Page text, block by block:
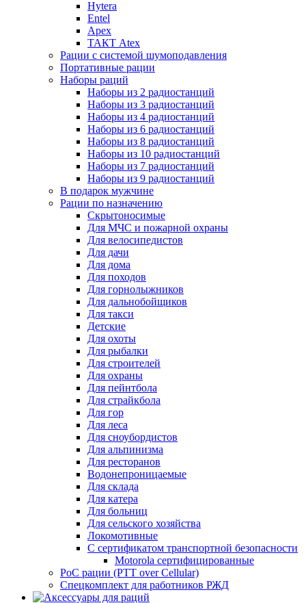
Hytera
Entel
Apex
ТАКТ Atex
Рации с системой шумоподавления
Портативные рации
Наборы раций
Наборы из 2 радиостанций
Наборы из 3 радиостанций
Наборы из 4 радиостанций
Наборы из 6 радиостанций
Наборы из 8 радиостанций
Наборы из 10 радиостанций
Наборы из 7 радиостанций
Наборы из 9 радиостанций
В подарок мужчине
Рации по назначению
Скрытоносимые
Для МЧС и пожарной охраны
Для велосипедистов
Для дачи
Для дома
Для походов
Для горнолыжников
Для дальнобойщиков
Для такси
Детские
Для охоты
Для рыбалки
Для строителей
Для охраны
Для пейнтбола
Для страйкбола
Для гор
Для леса
Для сноубордистов
Для альпинизма
Для ресторанов
Водонепроницаемые
Для склада
Для катера
Для больниц
Для сельского хозяйства
Локомотивные
С сертификатом транспортной безопасности
Motorola сертифицированные
PoC рации (PTT over Cellular)
Спецкомплект для работников РЖД